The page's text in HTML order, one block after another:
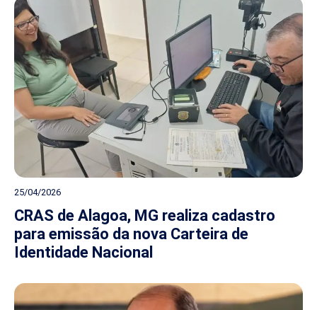
25/04/2026
CRAS de Alagoa, MG realiza cadastro
para emissão da nova Carteira de
Identidade Nacional